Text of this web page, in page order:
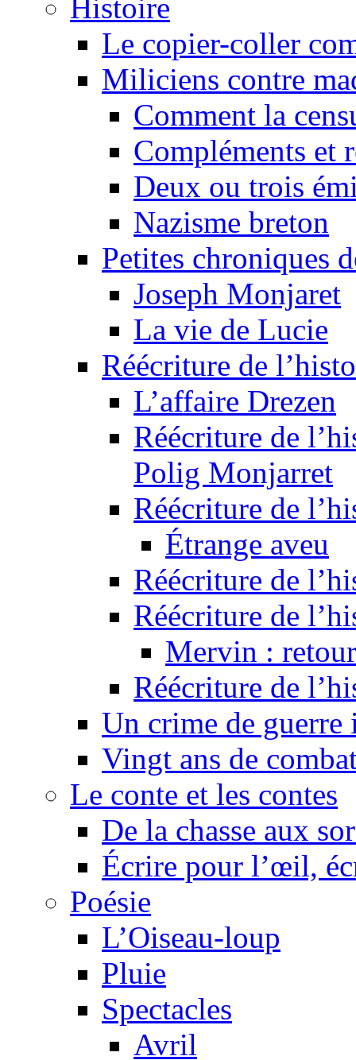
Histoire
Le copier-coller
Miliciens contre
Comment la
Compléments et
Deux ou trois
Nazisme breton
Petites chroniques
Joseph Monjaret
La vie de Lucie
Réécriture de
L’affaire Drezen
Réécriture de
Polig Monjarret
Réécriture de
Étrange aveu
Réécriture de
Réécriture de
Mervin :
Réécriture de
Un crime de guerre
Vingt ans de
Le conte et les contes
De la chasse aux
Écrire pour l’œil,
Poésie
L’Oiseau-loup
Pluie
Spectacles
Avril